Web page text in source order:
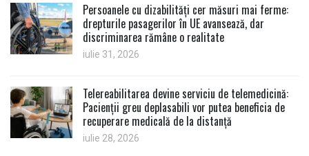
Persoanele cu dizabilități cer măsuri mai ferme:
drepturile pasagerilor în UE avansează, dar
discriminarea rămâne o realitate
iulie 31, 2026
Telereabilitarea devine serviciu de telemedicină:
Pacienții greu deplasabili vor putea beneficia de
recuperare medicală de la distanță
iulie 28, 2026